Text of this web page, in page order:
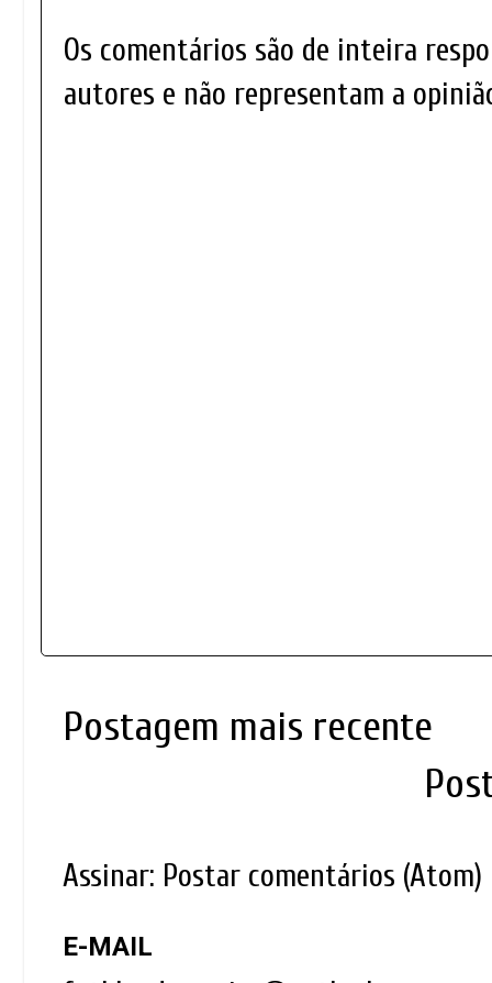
Os comentários são de inteira
autores e não representam a
Postagem mais recente
Assinar: Postar comentários (Atom)
E-MAIL